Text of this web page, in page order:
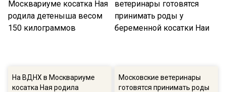
На ВДНХ в Москвариуме
косатка Ная родила
Московские ветеринары
готовятся принимать роды